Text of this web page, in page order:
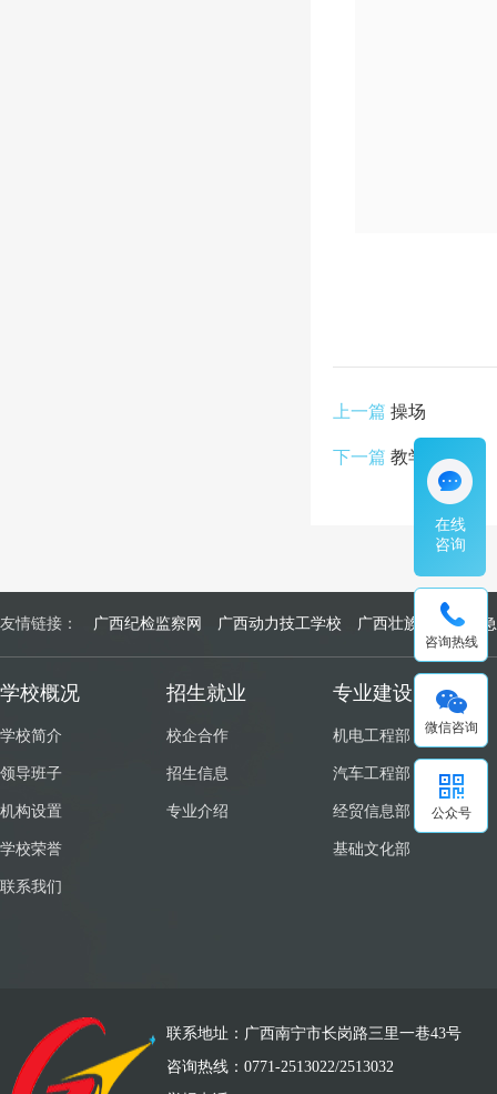
上一篇 操场
下一篇 教学楼
友情链接： 广西纪检监察网 广西动力技工学校 广西壮族自治区应
学校概况
学校简介
领导班子
机构设置
学校荣誉
联系我们
招生就业
校企合作
招生信息
专业介绍
专业建设
机电工程部
汽车工程部
经贸信息部
基础文化部
联系地址：广西南宁市长岗路三里一巷43号
咨询热线：0771-2513022/2513032
在线
咨询
咨询热线
微信咨询
公众号